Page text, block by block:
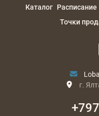
Каталог Расписание
Точки
г.